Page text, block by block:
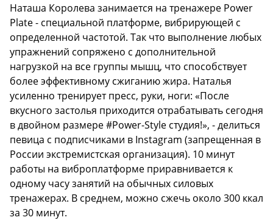
Наташа Королева занимается на тренажере Power
Plate - специальной платформе, вибрирующей с
определенной частотой. Так что выполнение любых
упражнений сопряжено с дополнительной
нагрузкой на все группы мышц, что способствует
более эффективному сжиганию жира. Наталья
усиленно тренирует пресс, руки, ноги: «После
вкусного застолья приходится отрабатывать сегодня
в двойном размере #Power-Style студия!», - делиться
певица с подписчиками в Instagram (запрещенная в
России экстремистская организация). 10 минут
работы на виброплатформе приравнивается к
одному часу занятий на обычных силовых
тренажерах. В среднем, можно сжечь около 300 ккал
за 30 минут.